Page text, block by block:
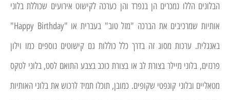
הבלונים הללו נמכרים הן בנפרד והן כערכה לקישוט אירועים שכוללת בלוני
אותיות שמרכיבים את הברכה "מזל טוב" בעברית או "Happy Birthday"
באנגלית. ערכות מסוג זה בדרך כלל כוללות גם קישוטים נוספים כמו וילון
פרנזים, בלוני מיילר בצורת לב או בצורת כוכב בצבע התואם לסט, בלוני לטקס
מטאליים ובלוני קונפטי שקופים. כמובן, תוכלו תמיד לרכוש את בלוני האותיות